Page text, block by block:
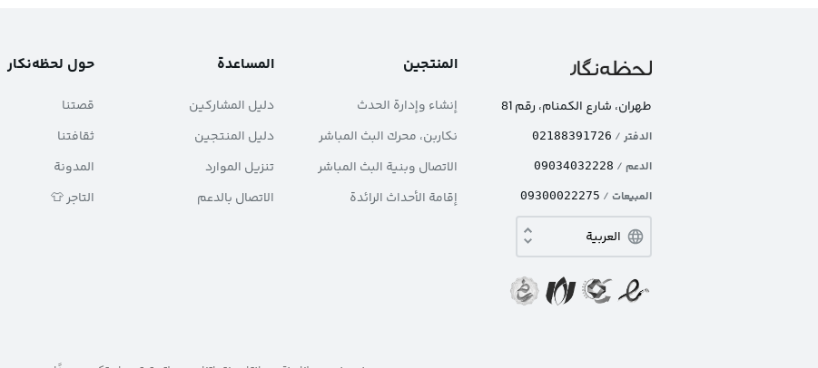
طهران، شارع الکمنام، رقم 81
الدفتر /
02188391726
الدعم /
09034032228
المبيعات /
09300022275
المنتجين
إنشاء وإدارة الحدث
نکاربن، محرك البث المباشر
الاتصال وبنية البث المباشر
إقامة الأحداث الرائدة
المساعدة
دليل المشاركين
دليل المنتجين
تنزيل الموارد
الاتصال بالدعم
حول لحظه‌نکار
قصتنا
ثقافتنا
المدونة
التاجر 👕